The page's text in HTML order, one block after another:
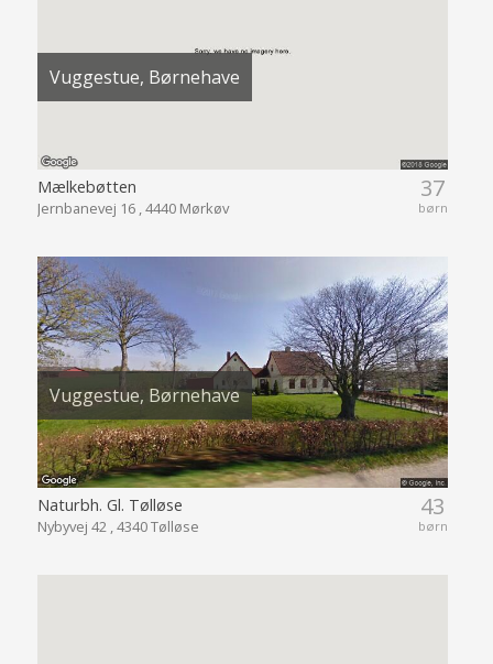
Vuggestue, Børnehave
37
børn
Mælkebøtten
Jernbanevej 16 , 4440 Mørkøv
Vuggestue, Børnehave
43
børn
Naturbh. Gl. Tølløse
Nybyvej 42 , 4340 Tølløse